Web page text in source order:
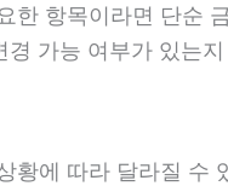
한 항목이라면 단순
가능 여부가 있는
황에 따라 달라질 수